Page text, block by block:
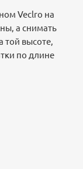
Veclro на
а снимать
той высоте,
по длине